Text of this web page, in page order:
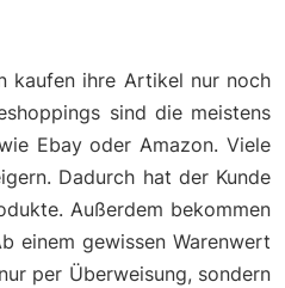
kaufen ihre Artikel nur noch
sind die meistens
Ebay oder Amazon. Viele
Dadurch hat der Kunde
Außerdem bekommen
einem gewissen Warenwert
per Überweisung, sondern